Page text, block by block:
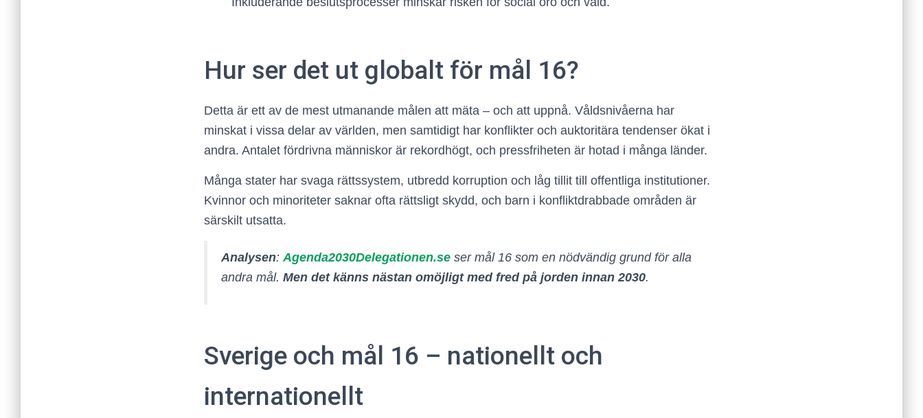
Hur ser det ut globalt för mål 16?
Detta är ett av de mest utmanande målen att mäta – och att uppnå. Våldsnivåerna har
minskat i vissa delar av världen, men samtidigt har konflikter och auktoritära tendenser ökat i
andra. Antalet fördrivna människor är rekordhögt, och pressfriheten är hotad i många länder.
Många stater har svaga rättssystem, utbredd korruption och låg tillit till offentliga institutioner.
Kvinnor och minoriteter saknar ofta rättsligt skydd, och barn i konfliktdrabbade områden är
särskilt utsatta.
Analysen:Agenda2030Delegationen.se ser mål 16 som en nödvändig grund för alla
andra mål. Men det känns nästan omöjligt med fred på jorden innan 2030.
Sverige och mål 16 – nationellt och
internationellt